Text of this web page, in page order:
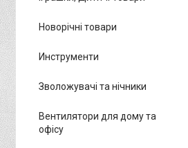
Новорічні товари
Инструменти
Зволожувачі та нічники
Вентилятори для дому та
офісу